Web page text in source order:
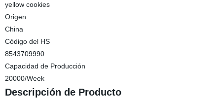
yellow cookies
Origen
China
Código del HS
8543709990
Capacidad de Producción
20000/Week
Descripción de Producto